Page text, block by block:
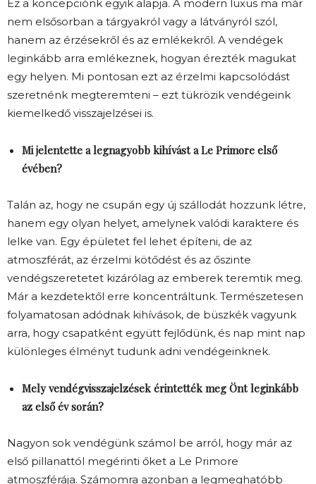
Ez a koncepciónk egyik alapja. A modern luxus ma már
nem elsősorban a tárgyakról vagy a látványról szól,
hanem az érzésekről és az emlékekről. A vendégek
leginkább arra emlékeznek, hogyan érezték magukat
egy helyen. Mi pontosan ezt az érzelmi kapcsolódást
szeretnénk megteremteni – ezt tükrözik vendégeink
kiemelkedő visszajelzései is.
Mi jelentette a legnagyobb kihívást a Le Primore első
évében?
Talán az, hogy ne csupán egy új szállodát hozzunk létre,
hanem egy olyan helyet, amelynek valódi karaktere és
lelke van. Egy épületet fel lehet építeni, de az
atmoszférát, az érzelmi kötődést és az őszinte
vendégszeretetet kizárólag az emberek teremtik meg.
Már a kezdetektől erre koncentráltunk. Természetesen
folyamatosan adódnak kihívások, de büszkék vagyunk
arra, hogy csapatként együtt fejlődünk, és nap mint nap
különleges élményt tudunk adni vendégeinknek.
Mely vendégvisszajelzések érintették meg Önt leginkább
az első év során?
Nagyon sok vendégünk számol be arról, hogy már az
első pillanattól megérinti őket a Le Primore
atmoszférája. Számomra azonban a legmeghatóbb